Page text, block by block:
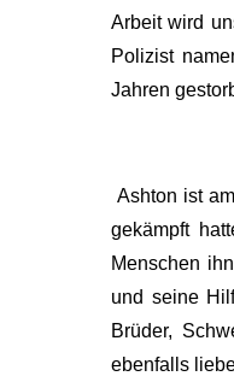
Arbeit wird
Polizist
Jahren
Ashton ist
gekämpft
Menschen
und seine
Brüder,
ebenfalls